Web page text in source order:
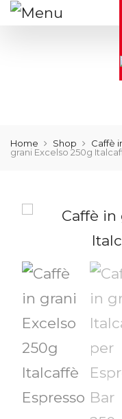
Home Shop Caffè
grani Excelso 250g